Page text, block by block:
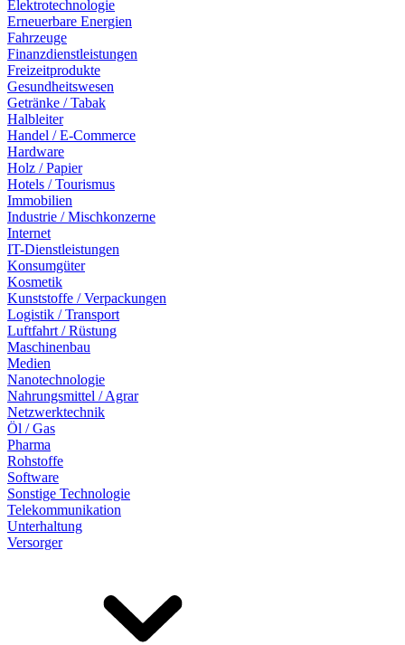
Elektrotechnologie
Erneuerbare Energien
Fahrzeuge
Finanzdienstleistungen
Freizeitprodukte
Gesundheitswesen
Getränke / Tabak
Halbleiter
Handel / E-Commerce
Hardware
Holz / Papier
Hotels / Tourismus
Immobilien
Industrie / Mischkonzerne
Internet
IT-Dienstleistungen
Konsumgüter
Kosmetik
Kunststoffe / Verpackungen
Logistik / Transport
Luftfahrt / Rüstung
Maschinenbau
Medien
Nanotechnologie
Nahrungsmittel / Agrar
Netzwerktechnik
Öl / Gas
Pharma
Rohstoffe
Software
Sonstige Technologie
Telekommunikation
Unterhaltung
Versorger